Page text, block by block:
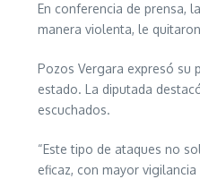
En conferencia de prensa,
manera violenta, le
Pozos Vergara expresó su
estado. La diputada
escuchados.
“Este tipo de ataques no
eficaz, con mayor